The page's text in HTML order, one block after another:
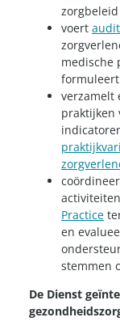
voert
medische
verzamelt
praktijken
Practice
en
stemmen
De Dienst